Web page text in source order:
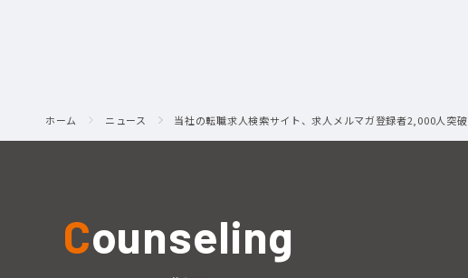
ホーム ニュース 当社の転職求人検索サイト、求人メルマガ登録者2,000人突破
Counseling